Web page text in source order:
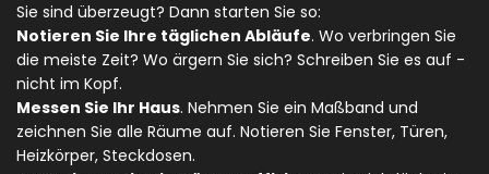
Sie sind überzeugt? Dann starten Sie so:
Notieren Sie Ihre täglichen Abläufe. Wo verbringen Sie
die meiste Zeit? Wo ärgern Sie sich? Schreiben Sie es auf -
nicht im Kopf.
Messen Sie Ihr Haus. Nehmen Sie ein Maßband und
zeichnen Sie alle Räume auf. Notieren Sie Fenster, Türen,
Heizkörper, Steckdosen.